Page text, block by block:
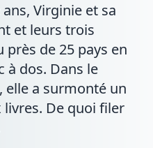
Virginie et sa
et leurs trois
de 25 pays en
à dos. Dans le
elle a surmonté un
De quoi filer